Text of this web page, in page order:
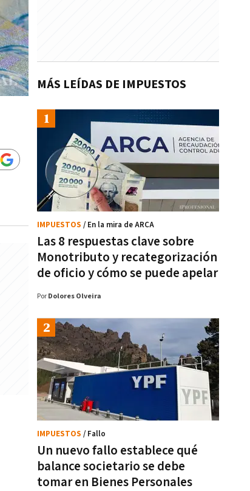
MÁS LEÍDAS DE IMPUESTOS
Las 8 respuestas clave sobre
Monotributo y recategorización
de oficio y cómo se puede apelar
IMPUESTOS / En la mira de ARCA
Por Dolores Olveira
Un nuevo fallo establece qué
balance societario se debe
tomar en Bienes Personales
IMPUESTOS / Fallo